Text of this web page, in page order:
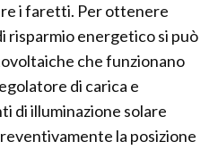
i faretti. Per ottenere
risparmio energetico si può
che funzionano
di carica e
di illuminazione solare
la posizione